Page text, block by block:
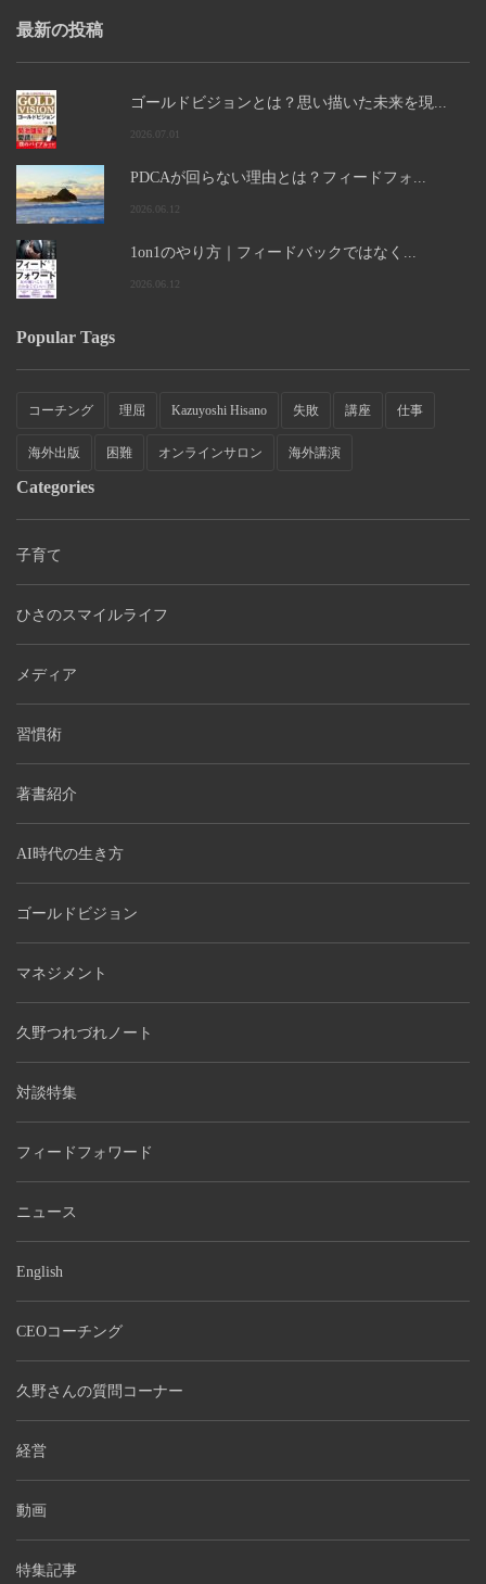
最新の投稿
ゴールドビジョンとは？思い描いた未来を現...
2026.07.01
PDCAが回らない理由とは？フィードフォ...
2026.06.12
1on1のやり方｜フィードバックではなく...
2026.06.12
Popular Tags
コーチング 理屈 Kazuyoshi Hisano 失敗 講座 仕事
海外出版 困難 オンラインサロン 海外講演
Categories
子育て
ひさのスマイルライフ
メディア
習慣術
著書紹介
AI時代の生き方
ゴールドビジョン
マネジメント
久野つれづれノート
対談特集
フィードフォワード
ニュース
English
CEOコーチング
久野さんの質問コーナー
経営
動画
特集記事